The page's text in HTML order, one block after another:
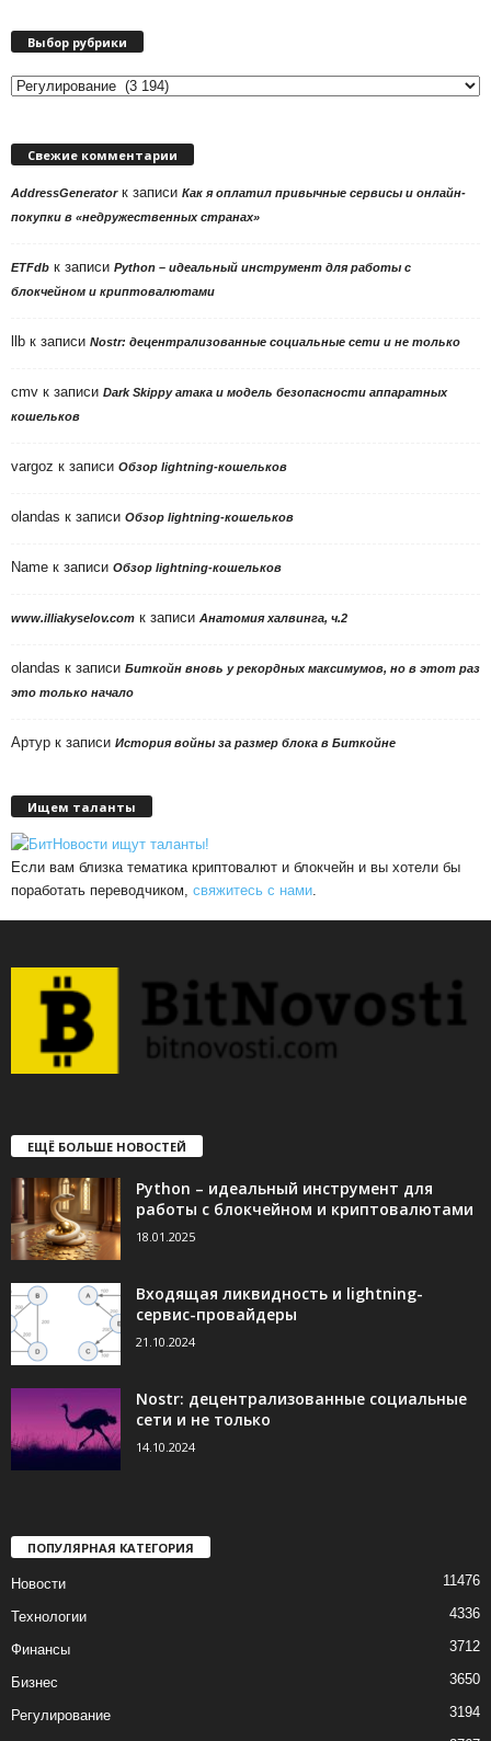
Выбор рубрики
Выбор
Свежие комментарии
AddressGeneratorк записи Как я оплатил привычные сервисы и онлайн-
покупки в «недружественных странах»
ETFdb к записи Python – идеальный инструмент для работы с
блокчейном и криптовалютами
llb к записи Nostr: децентрализованные социальные сети и не только
cmv к записи Dark Skippy атака и модель безопасности аппаратных
кошельков
vargoz к записи Обзор lightning-кошельков
olandas к записи Обзор lightning-кошельков
Name к записи Обзор lightning-кошельков
www.illiakyselov.com к записи Анатомия халвинга, ч.2
olandas к записи Биткойн вновь у рекордных максимумов, но в этот раз
это только начало
Артур к записи История войны за размер блока в Биткойне
Ищем таланты
Если вам близка тематика криптовалют и блокчейн и вы хотели бы
поработать переводчиком, свяжитесь с нами
ЕЩЁ БОЛЬШЕ НОВОСТЕЙ
Python – идеальный инструмент для
работы с блокчейном и криптовалютами
18.01.2025
Входящая ликвидность и lightning-
сервис-провайдеры
21.10.2024
Nostr: децентрализованные социальные
сети и не только
14.10.2024
ПОПУЛЯРНАЯ КАТЕГОРИЯ
Новости 11476
Технологии 4336
Финансы 3712
Бизнес 3650
Регулирование 3194